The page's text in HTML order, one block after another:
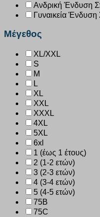
Ανδρική Ένδυση
Γυναικεία Ένδυση
Μέγεθος
XL/XXL
S
M
L
XL
XXL
XXXL
4XL
5XL
6xl
1 (έως 1 έτους)
2 (1-2 ετών)
3 (2-3 ετών)
4 (3-4 ετών)
5 (4-5 ετών)
75B
75C